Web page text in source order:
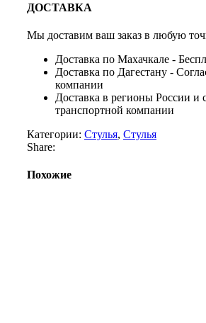
ДОСТАВКА
Мы доставим ваш заказ в любую
Доставка по Махачкале -
Доставка по Дагестану -
компании
Доставка в регионы России
транспортной компании
Категории: Стулья, Стулья
Share:
Похожие